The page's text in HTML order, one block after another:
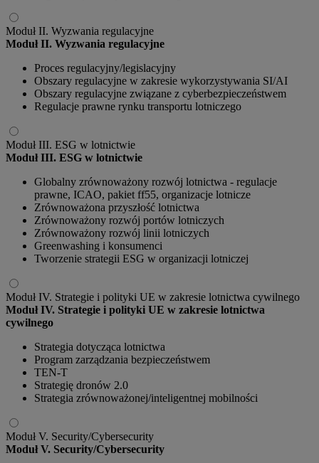
Moduł II. Wyzwania regulacyjne
Moduł II. Wyzwania regulacyjne
Proces regulacyjny/legislacyjny
Obszary regulacyjne w zakresie wykorzystywania SI/AI
Obszary regulacyjne związane z cyberbezpieczeństwem
Regulacje prawne rynku transportu lotniczego
Moduł III. ESG w lotnictwie
Moduł III. ESG w lotnictwie
Globalny zrównoważony rozwój lotnictwa - regulacje
prawne, ICAO, pakiet ff55, organizacje lotnicze
Zrównoważona przyszłość lotnictwa
Zrównoważony rozwój portów lotniczych
Zrównoważony rozwój linii lotniczych
Greenwashing i konsumenci
Tworzenie strategii ESG w organizacji lotniczej
Moduł IV. Strategie i polityki UE w zakresie lotnictwa cywilnego
Moduł IV. Strategie i polityki UE w zakresie lotnictwa
cywilnego
Strategia dotycząca lotnictwa
Program zarządzania bezpieczeństwem
TEN-T
Strategię dronów 2.0
Strategia zrównoważonej/inteligentnej mobilności
Moduł V. Security/Cybersecurity
Moduł V. Security/Cybersecurity